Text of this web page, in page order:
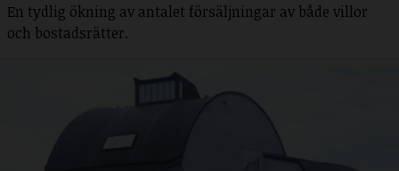
En tydlig ökning av antalet försäljningar av både villor
och bostadsrätter.